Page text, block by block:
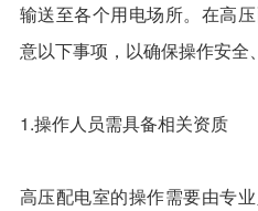
输送至各个用电场所。在高
意以下事项，以确保操作安全
1.操作人员需具备相关资质
高压配电室的操作需要由专